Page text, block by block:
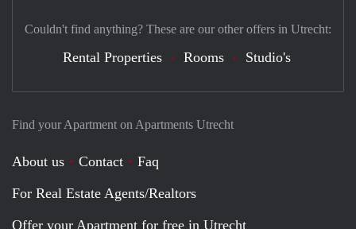
Find your Apartment on Apartments Utrecht
About us Contact
Faq
For Real Estate Agents/Realtors
Offer your Apartment for free in Utrecht
Couldn't find anything? These are our other offers in Utrecht:
Rental Properties Rooms Studio's